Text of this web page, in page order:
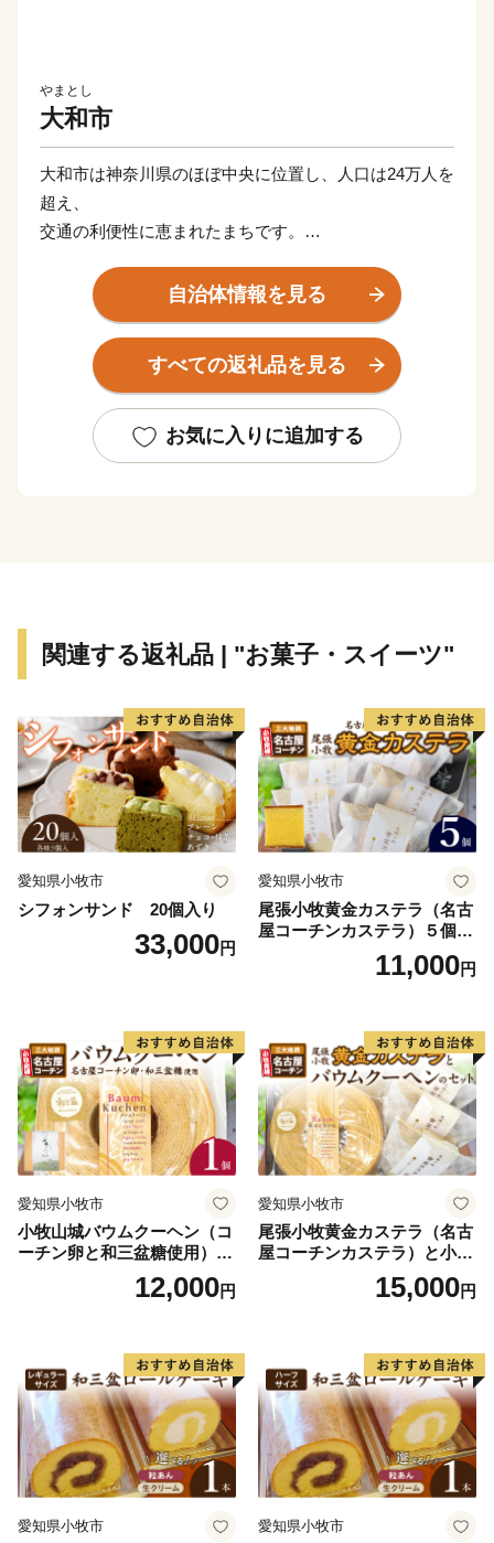
やまとし
大和市
大和市は神奈川県のほぼ中央に位置し、人口は24万人を
超え、
交通の利便性に恵まれたまちです。
芸術文化ホール、図書館や屋内こども広場等の人気の施
設が複合した
文化創造拠点シリウス、広大な敷地のF・マリノス 成
城石井パーク
交流・憩いの場所となる公共施設がそろっています。
自治体情報を見る
すべての返礼品を見る
お気に入りに追加する
関連する返礼品 | "お菓子・スイーツ"
愛知県小牧市
シフォンサンド 20個入り
33,000円
愛知県小牧市
尾張小牧黄金カステラ（名古
屋コーチンカステラ）５個入
名古屋コーチン カステラ ザ
ラメ 常温 愛知県 小牧市 アン
11,000円
愛知県小牧市
小牧山城バウムクーヘン（コ
ーチン卵と和三盆糖使用）
名古屋コーチン バームクー
ヘン 和三盆 小牧銘菓 バウム
12,000円
愛知県小牧市
尾張小牧黄金カステラ（名古
屋コーチンカステラ）と小牧
山城バウムクーヘン（コーチ
ン卵と和三盆糖使用）のセッ
三盆 小牧銘菓 バウムクーヘ
ン 常温 愛知県 小牧市 アンプ
チベアやぐま
15,000円
愛知県小牧市 愛知県小牧市